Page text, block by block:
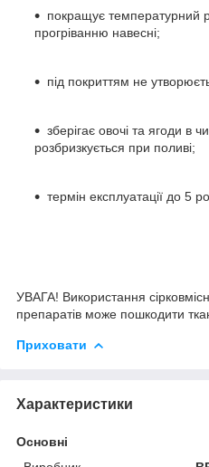
покращує температурний
прогріванню навесні;
під покриттям не
зберігає овочі та ягоди в
розбризкується при поливі;
термін експлуатації до 5
УВАГА! Використання
препаратів може пошкодити
Приховати
Характеристики
Основні